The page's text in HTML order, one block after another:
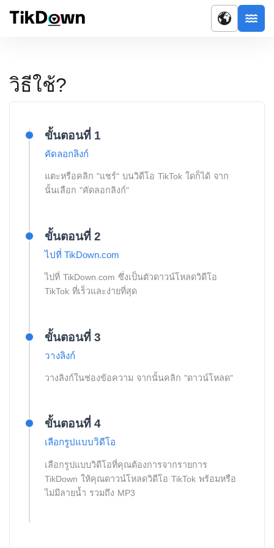
วิธีใช้?
ขั้นตอนที่ 1
คัดลอกลิงก์
แตะหรือคลิก "แชร์" บนวิดีโอ TikTok ใดก็ได้ จาก
นั้นเลือก "คัดลอกลิงก์"
ขั้นตอนที่ 2
ไปที่ TikDown.com
ไปที่ TikDown.com ซึ่งเป็นตัวดาวน์โหลดวิดีโอ
TikTok ที่เร็วและง่ายที่สุด
ขั้นตอนที่ 3
วางลิงก์
วางลิงก์ในช่องข้อความ จากนั้นคลิก "ดาวน์โหลด"
ขั้นตอนที่ 4
เลือกรูปแบบวิดีโอ
เลือกรูปแบบวิดีโอที่คุณต้องการจากรายการ
TikDown ให้คุณดาวน์โหลดวิดีโอ TikTok พร้อมหรือ
ไม่มีลายน้ำ รวมถึง MP3